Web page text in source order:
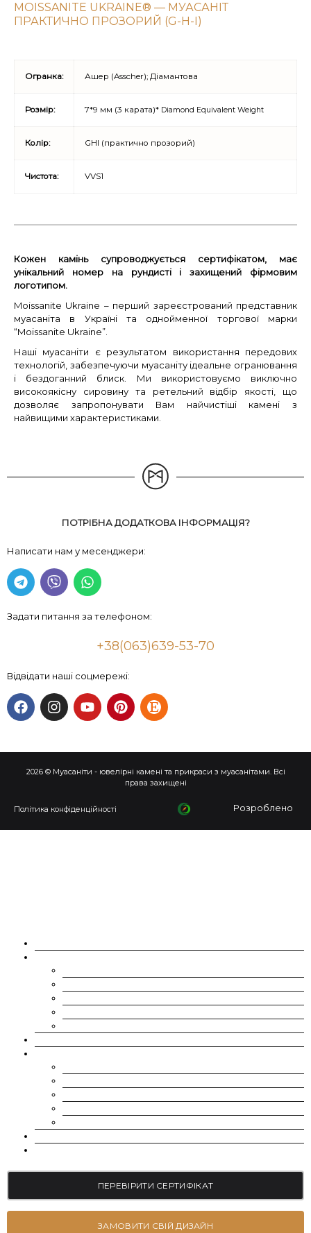
MOISSANITE UKRAINE® — МУАСАНІТ
ПРАКТИЧНО ПРОЗОРИЙ (G-H-I)
Огранка: Ашер (Asscher); Діамантова
Розмір: 7*9 мм (3 карата)* Diamond Equivalent Weight
Колір: GHI (практично прозорий)
Чистота: VVS1
Кожен камінь супроводжується сертифікатом, має
унікальний номер на рундисті і захищений фірмовим
логотипом.
Moissanite Ukraine – перший зареєстрований представник
муасаніта в Україні та однойменної торгової марки
“Moissanite Ukraine”.
Наші муасаніти є результатом використання передових
технологій, забезпечуючи муасаніту ідеальне огранювання
і бездоганний блиск. Ми використовуємо виключно
високоякісну сировину та ретельний відбір якості, що
дозволяє запропонувати Вам найчистіші камені з
найвищими характеристиками.
ПОТРІБНА ДОДАТКОВА ІНФОРМАЦІЯ?
Написати нам у месенджери:
Задати питання за телефоном:
+38(063)639-53-70
Відвідати наші соцмережі:
2026 © Муасаніти - ювелірні камені та прикраси з муасанітами. Всі
права захищені
Політика конфіденційності Розроблено
ПЕРЕВІРИТИ СЕРТИФІКАТ
ЗАМОВИТИ СВІЙ ДИЗАЙН